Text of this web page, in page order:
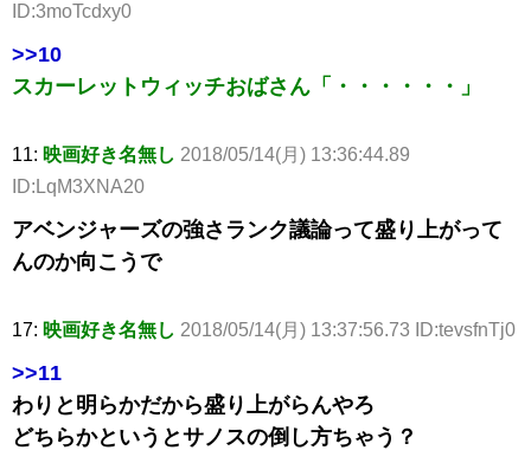
ID:3moTcdxy0
>>10
スカーレットウィッチおばさん「・・・・・・」
11: 映画好き名無し 2018/05/14(月) 13:36:44.89
ID:LqM3XNA20
アベンジャーズの強さランク議論って盛り上がって
んのか向こうで
17: 映画好き名無し 2018/05/14(月) 13:37:56.73 ID:tevsfnTj0
>>11
わりと明らかだから盛り上がらんやろ
どちらかというとサノスの倒し方ちゃう？